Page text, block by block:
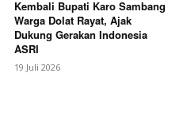
Kembali Bupati Karo Sambang
Warga Dolat Rayat, Ajak
Dukung Gerakan Indonesia
ASRI
19 Juli 2026